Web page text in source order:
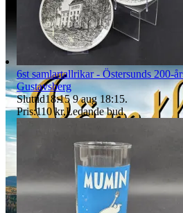
ÅNGERRÄTT
Gäller ej köp gjorda av näringsidkare.
mottagen vara meddela oss via mail till
avser att utnyttja ångerrätten.
objektsnummer. Retur ska ske på
tillhanda inom 14 dagar från det att vi
utnyttjande och sändas direkt till det
observera att det inte får skickas till
Det är kundens ansvar att objektet
skick som vid köptillfället och är skyldig
auktionsobjektet så att det inte skadas
att göra avdrag motsvarande den
följd av att kund har hanterat varan i
nödvändigt. Värdeminskningen
hantera alla returer så snabbt som
hanterats återbetalas pengarna för den
6st samlartallrikar - Östersunds 200-
Gustavsberg
Sluttid18:15 9 aug 18:15.
Pris:110 kr,Ledande bud.